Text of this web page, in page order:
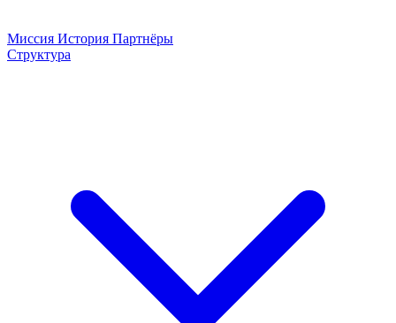
Миссия История Партнёры
Структура